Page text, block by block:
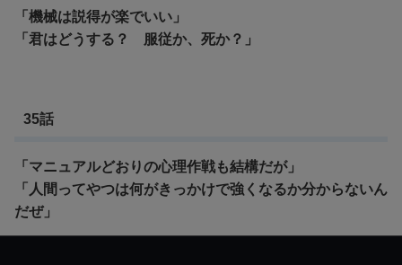
「機械は説得が楽でいい」
「君はどうする？ 服従か、死か？」
35話
「マニュアルどおりの心理作戦も結構だが」
「人間ってやつは何がきっかけで強くなるか分からないん
だぜ」